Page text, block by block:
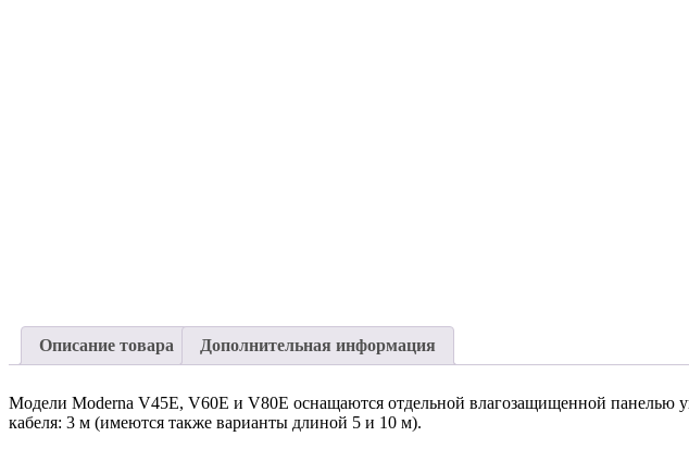
Описание товара Дополнительная информация
Модели Moderna V45E, V60E и V80E оснащаются отдельной влагозащищенной панелью
кабеля: 3 м (имеются также варианты длиной 5 и 10 м).